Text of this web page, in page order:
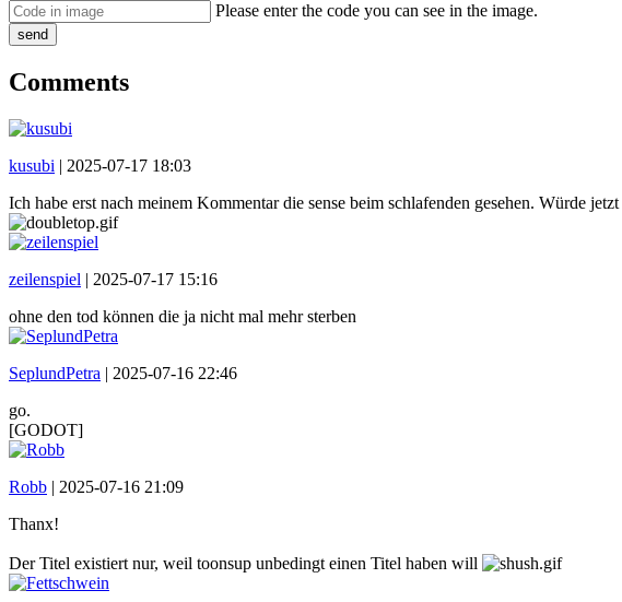
Please enter the code you can see in the image.
send
Comments
kusubi | 2025-07-17 18:03
Ich habe erst nach meinem Kommentar die sense beim schlafenden gesehen. Würde
zeilenspiel | 2025-07-17 15:16
ohne den tod können die ja nicht mal mehr sterben
SeplundPetra | 2025-07-16 22:46
go.
[GODOT]
Robb | 2025-07-16 21:09
Thanx!
Der Titel existiert nur, weil toonsup unbedingt einen Titel haben will